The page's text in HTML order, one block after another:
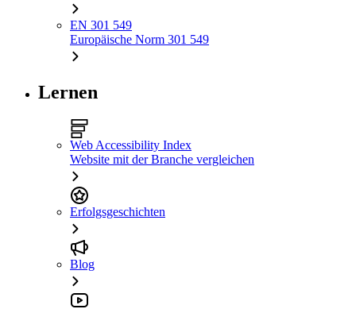
EN 301 549
Europäische Norm 301 549
Lernen
Web Accessibility Index
Website mit der Branche vergleichen
Erfolgsgeschichten
Blog